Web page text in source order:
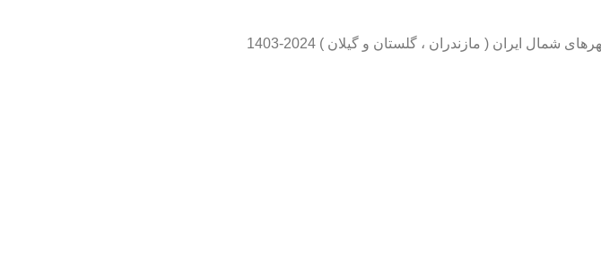
ایران ( مازندران ، گلستان و گیلان ) 2024-1403